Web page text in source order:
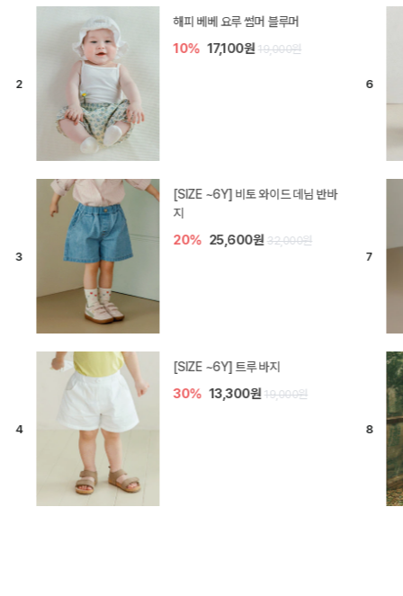
듀이 아기 바지
10% 17,100원 19,000원
[SIZE ~6Y] 라핀 카프리 팬츠
30%
엘로디 니트 아기 바지
20% 16,000원 20,000원